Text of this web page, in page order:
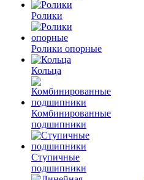
Ролики
Ролики опорные
Кольца
Комбинированные
подшипники
Ступичные
подшипники